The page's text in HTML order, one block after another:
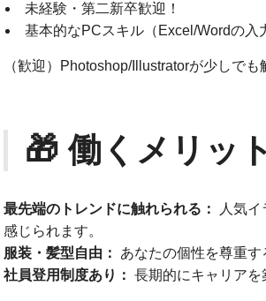
未経験・第二新卒歓迎！
基本的なPCスキル（Excel/Wordの入
（歓迎）Photoshop/Illustratorが少しで
🎁 働くメリット
最先端のトレンドに触れられる：
人気
感じられます。
服装・髪型自由：
あなたの個性を尊重す
社員登用制度あり： 長期的にキャリアを